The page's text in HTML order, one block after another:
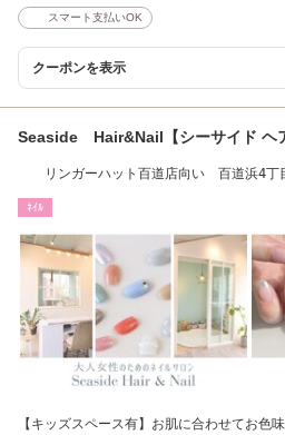
スマート支払いOK
クーポンを表示
Seaside Hair&Nail【シーサイド ヘ
リンガーハット百道店向い 百道浜4丁
ﾈｲﾙ
【キッズスペース有】お肌に合わせてお色